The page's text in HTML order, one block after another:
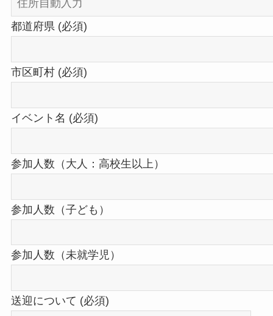
都道府県 (必須)
市区町村 (必須)
イベント名 (必須)
参加人数（大人：高校生以上）
参加人数（子ども）
参加人数（未就学児）
送迎について (必須)